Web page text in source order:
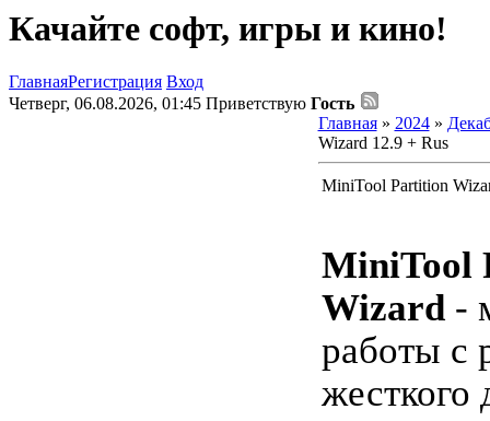
Качайте софт, игры и кино!
ГлавнаяРегистрация Вход
Четверг, 06.08.2026, 01:45 Приветствую Гость
Главная» 2024 »
Wizard 12.9 + Rus
MiniTool Partition
MiniTool
Wizard-
работы с
жесткого